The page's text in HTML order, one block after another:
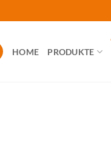
HOME PRODUKTE